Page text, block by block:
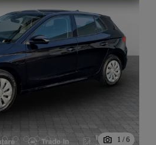
1 / 6